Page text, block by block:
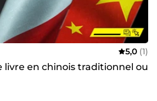
5,0 (1)
livre en chinois traditionnel ou